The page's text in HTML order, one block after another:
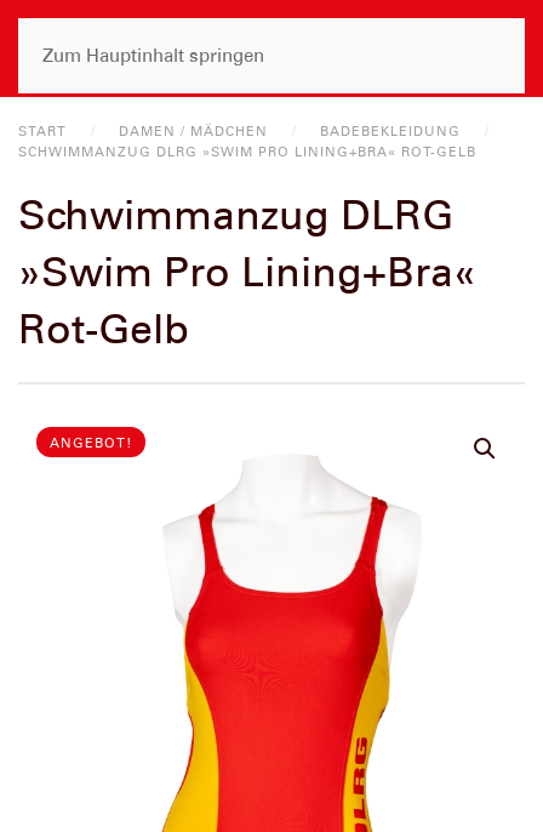
Zum Hauptinhalt springen
START DAMEN / MÄDCHEN
BADEBEKLEIDUNG
SCHWIMMANZUG DLRG »SWIM PRO LINING+BRA« ROT-GELB
Schwimmanzug DLRG
»Swim Pro Lining+Bra«
Rot-Gelb
ANGEBOT!